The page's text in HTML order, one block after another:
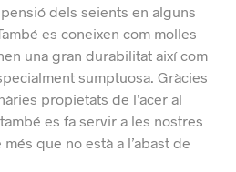
dels seients en alguns
es coneixen com molles
una gran durabilitat així com
sumptuosa. Gràcies
propietats de l’acer al
es fa servir a les nostres
més que no està a l’abast de